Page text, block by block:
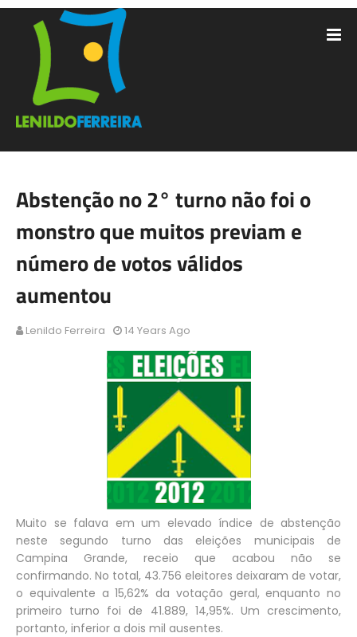
Abstenção no 2° turno não foi o
monstro que muitos previam e
número de votos válidos
aumentou
Lenildo Ferreira 14 Years Ago
Muito se falava em um elevado índice de abstenção
neste segundo turno das eleições municipais de
Campina Grande, receio que acabou não se
confirmando. No total, 43.756 eleitores deixaram de votar,
o equivalente a 15,62% da votação geral, enquanto no
primeiro turno foi de 41.889, 14,95%. Um crescimento,
portanto, inferior a dois mil ausentes.